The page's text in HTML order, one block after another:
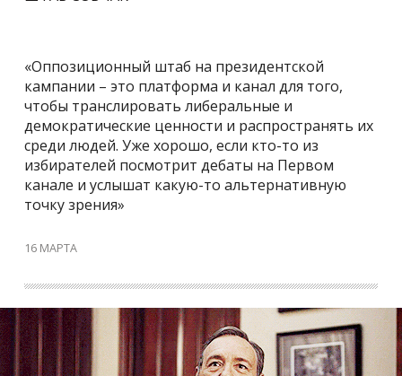
«Оппозиционный штаб на президентской
кампании – это платформа и канал для того,
чтобы транслировать либеральные и
демократические ценности и распространять их
среди людей. Уже хорошо, если кто-то из
избирателей посмотрит дебаты на Первом
канале и услышат какую-то альтернативную
точку зрения»
16 МАРТА